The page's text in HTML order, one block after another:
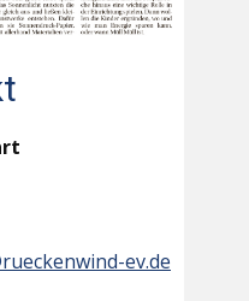
ev.de